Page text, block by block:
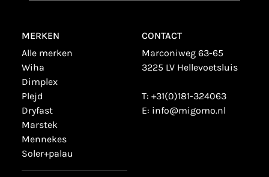
MERKEN
alle merken
wiha
dimplex
plejd
dryfast
marstek
mennekes
soler+palau
CONTACT
Marconiweg 63-65
3225 LV Hellevoetsluis
T: +31(0)181-324063
E: info@migomo.nl